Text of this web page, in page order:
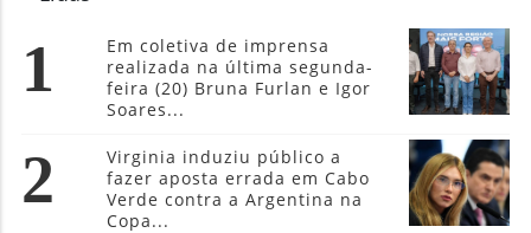
1
Em coletiva de imprensa
realizada na última segunda-
feira (20) Bruna Furlan e Igor
Soares...
2
Virginia induziu público a
fazer aposta errada em Cabo
Verde contra a Argentina na
Copa...